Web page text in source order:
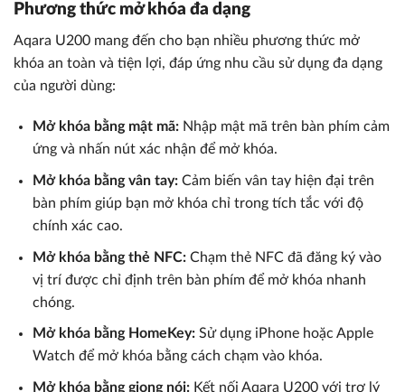
Phương thức mở khóa đa dạng
Aqara U200 mang đến cho bạn nhiều phương thức mở
khóa an toàn và tiện lợi, đáp ứng nhu cầu sử dụng đa dạng
của người dùng:
Mở khóa bằng mật mã:Nhập mật mã trên bàn phím cảm
ứng và nhấn nút xác nhận để mở khóa.
Mở khóa bằng vân tay:Cảm biến vân tay hiện đại trên
bàn phím giúp bạn mở khóa chỉ trong tích tắc với độ
chính xác cao.
Mở khóa bằng thẻ NFC:Chạm thẻ NFC đã đăng ký vào
vị trí được chỉ định trên bàn phím để mở khóa nhanh
chóng.
Mở khóa bằng HomeKey:Sử dụng iPhone hoặc Apple
Watch để mở khóa bằng cách chạm vào khóa.
Mở khóa bằng giọng nói:Kết nối Aqara U200 với trợ lý